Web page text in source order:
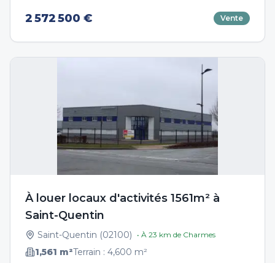
2 572 500 € Vente
À louer locaux d'activités 1561m² à
Saint-Quentin
Saint-Quentin (02100) • À 23 km de Charmes
1,561 m²Terrain : 4,600 m²